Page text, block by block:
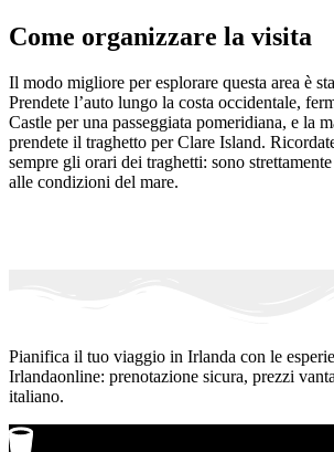
Come organizzare la visita
Il modo migliore per esplorare questa area è
Prendete l’auto lungo la costa occidentale,
Castle per una passeggiata pomeridiana, e la
prendete il traghetto per Clare Island.
sempre gli orari dei traghetti: sono
alle condizioni del mare.
Pianifica il tuo viaggio in Irlanda con le
Irlandaonline: prenotazione sicura, prezzi
italiano.